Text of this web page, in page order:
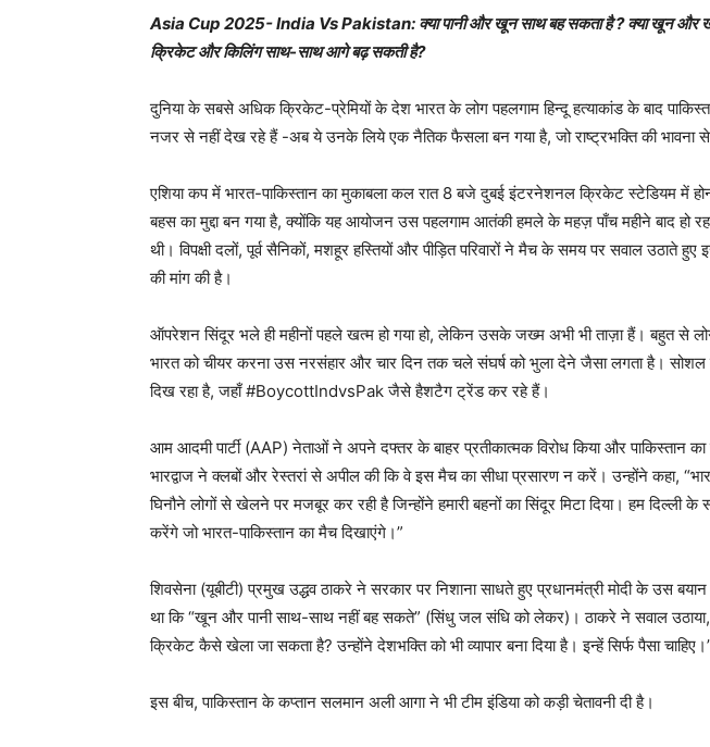
Asia Cup 2025- India Vs Pakistan: क्या पानी और खून साथ बह सकता है ? क्या खून और
क्रिकेट और किलिंग साथ-साथ आगे बढ़ सकती है?
दुनिया के सबसे अधिक क्रिकेट-प्रेमियों के देश भारत के लोग पहलगाम हिन्दू हत्याकांड के बाद
नजर से नहीं देख रहे हैं -अब ये उनके लिये एक नैतिक फैसला बन गया है, जो राष्ट्रभक्ति की भावना
एशिया कप में भारत-पाकिस्तान का मुकाबला कल रात 8 बजे दुबई इंटरनेशनल क्रिकेट स्टेडियम में
बहस का मुद्दा बन गया है, क्योंकि यह आयोजन उस पहलगाम आतंकी हमले के महज़ पाँच महीने बाद हो
थी। विपक्षी दलों, पूर्व सैनिकों, मशहूर हस्तियों और पीड़ित परिवारों ने मैच के समय पर सवाल उठाते हुए
की मांग की है।
ऑपरेशन सिंदूर भले ही महीनों पहले खत्म हो गया हो, लेकिन उसके जख्म अभी भी ताज़ा हैं। बहुत से
भारत को चीयर करना उस नरसंहार और चार दिन तक चले संघर्ष को भुला देने जैसा लगता है। सोशल
दिख रहा है, जहाँ #BoycottIndvsPak जैसे हैशटैग ट्रेंड कर रहे हैं।
आम आदमी पार्टी (AAP) नेताओं ने अपने दफ्तर के बाहर प्रतीकात्मक विरोध किया और पाकिस्तान का
भारद्वाज ने क्लबों और रेस्तरां से अपील की कि वे इस मैच का सीधा प्रसारण न करें। उन्होंने कहा,
घिनौने लोगों से खेलने पर मजबूर कर रही है जिन्होंने हमारी बहनों का सिंदूर मिटा दिया। हम दिल्ली
करेंगे जो भारत-पाकिस्तान का मैच दिखाएंगे।”
शिवसेना (यूबीटी) प्रमुख उद्धव ठाकरे ने सरकार पर निशाना साधते हुए प्रधानमंत्री मोदी के उस
था कि “खून और पानी साथ-साथ नहीं बह सकते” (सिंधु जल संधि को लेकर)। ठाकरे ने सवाल
क्रिकेट कैसे खेला जा सकता है? उन्होंने देशभक्ति को भी व्यापार बना दिया है। इन्हें सिर्फ पैसा
इस बीच, पाकिस्तान के कप्तान सलमान अली आगा ने भी टीम इंडिया को कड़ी चेतावनी दी है।